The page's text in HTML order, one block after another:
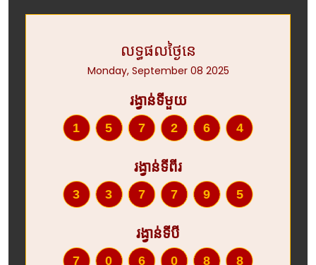
លទ្ធផលថ្ងៃនេ
Monday, September 08 2025
រង្វាន់ទីមួយ
157264
រង្វាន់ទីពីរ
337795
រង្វាន់ទីបី
706088